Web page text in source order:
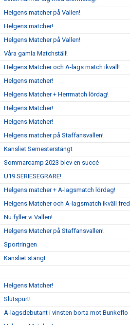
Helgens matcher på Vallen!
Helgens matcher!
Helgens Matcher på Vallen!
Våra gamla Matchställ!
Helgens Matcher och A-lags match ikväll!
Helgens matcher!
Helgens Matcher + Herrmatch lördag!
Helgens Matcher!
Helgens Matcher!
Helgens matcher på Staffansvallen!
Kansliet Semesterstängt
Sommarcamp 2023 blev en succé
U19 SERIESEGRARE!
Helgens matcher + A-lagsmatch lördag!
Helgens Matcher och A-lagsmatch ikväll
Nu fyller vi Vallen!
Helgens Matcher på Staffansvallen!
Sportringen
Kansliet stängt
Helgens Matcher!
Slutspurt!
A-lagsdebutant i vinsten borta mot Bunkeflo